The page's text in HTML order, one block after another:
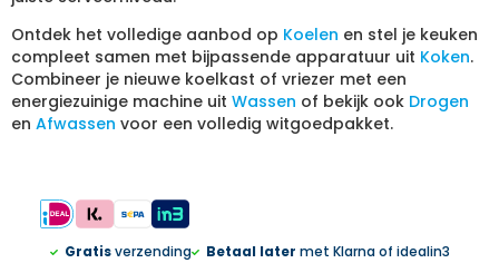
Ontdek het volledige aanbod op Koelen en stel je keuken
compleet samen met bijpassende apparatuur uit Koken.
Combineer je nieuwe koelkast of vriezer met een
energiezuinige machine uit Wassen of bekijk ook Drogen
en Afwassen voor een volledig witgoedpakket.
Gratisverzending Betaal later met Klarna of idealin3